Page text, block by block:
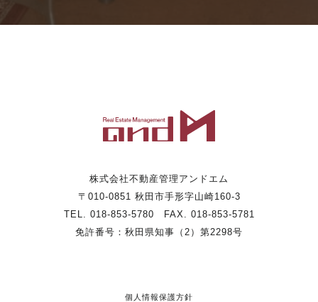
株式会社不動産管理アンドエム
〒010-0851 秋田市手形字山崎160-3
TEL. 018-853-5780 FAX. 018-853-5781
免許番号：秋田県知事（2）第2298号
個人情報保護方針